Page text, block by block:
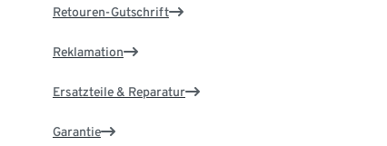
Retouren-Gutschrift
Reklamation
Ersatzteile & Reparatur
Garantie